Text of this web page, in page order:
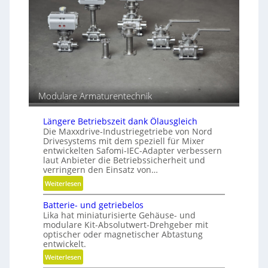
g
r
a
d
e
s
c
h
f
e
Modulare Armaturentechnik
Längere Betriebszeit dank Ölausgleich
Die Maxxdrive-Industriegetriebe von Nord
Drivesystems mit dem speziell für Mixer
entwickelten Safomi-IEC-Adapter verbessern
laut Anbieter die Betriebssicherheit und
verringern den Einsatz von…
Weiterlesen:
L
ä
n
g
e
r
e
Batterie- und getriebelos
Lika hat miniaturisierte Gehäuse- und
modulare Kit-Absolutwert-Drehgeber mit
optischer oder magnetischer Abtastung
entwickelt.
Weiterlesen: